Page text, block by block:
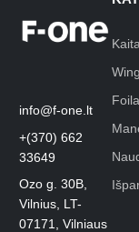
info@f-one.lt
+(370) 662
33649
Ozo g. 30B,
Vilnius, LT-
07171, Vilniaus